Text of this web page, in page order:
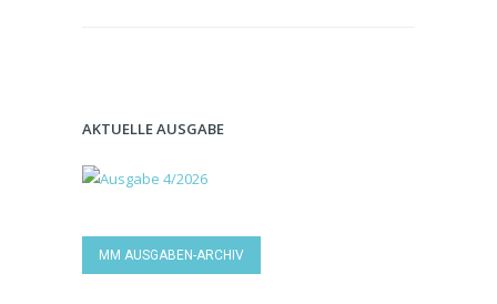
AKTUELLE AUSGABE
MM AUSGABEN-ARCHIV